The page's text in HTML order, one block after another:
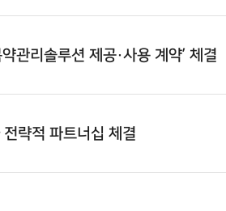
관리솔루션 제공·사용 계약’ 체결
략적 파트너십 체결